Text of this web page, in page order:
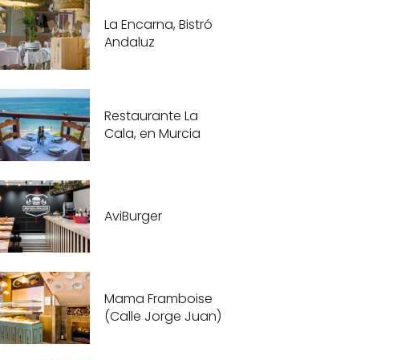
La Encarna, Bistró
Andaluz
Restaurante La
Cala, en Murcia
AviBurger
Mama Framboise
(Calle Jorge Juan)